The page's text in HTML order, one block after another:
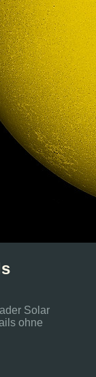
Solar
ohne